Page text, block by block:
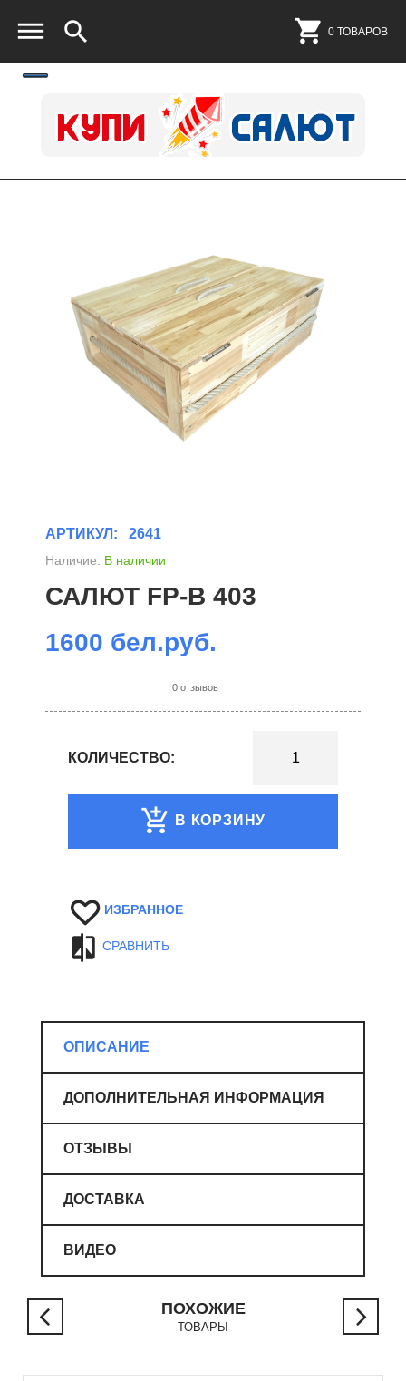
0 ТОВАРОВ
АРТИКУЛ: 2641
Наличие: В наличии
САЛЮТ FP-В 403
1600 бел.руб.
0 отзывов
КОЛИЧЕСТВО:
В КОРЗИНУ
ИЗБРАННОЕ
СРАВНИТЬ
ОПИСАНИЕ
ДОПОЛНИТЕЛЬНАЯ ИНФОРМАЦИЯ
ОТЗЫВЫ
ДОСТАВКА
ВИДЕО
ПОХОЖИЕ
ТОВАРЫ